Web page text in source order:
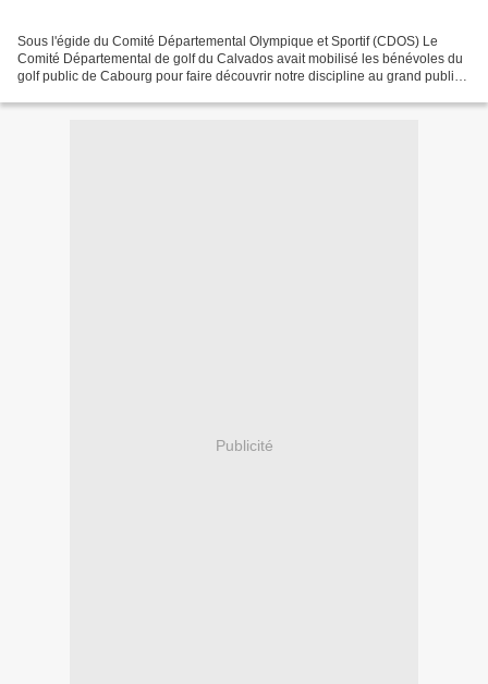
Sous l'égide du Comité Départemental Olympique et Sportif (CDOS) Le
Comité Départemental de golf du Calvados avait mobilisé les bénévoles du
golf public de Cabourg pour faire découvrir notre discipline au grand public.
Publicité